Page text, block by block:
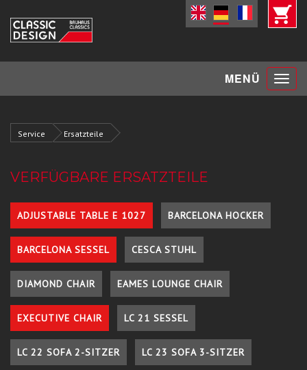
MENÜ Toggle
Service Ersatzteile
VERFÜGBARE ERSATZTEILE
ADJUSTABLE TABLE E 1027 BARCELONA HOCKER
BARCELONA SESSEL CESCA STUHL
DIAMOND CHAIR EAMES LOUNGE CHAIR
EXECUTIVE CHAIR LC 21 SESSEL
LC 22 SOFA 2-SITZER LC 23 SOFA 3-SITZER